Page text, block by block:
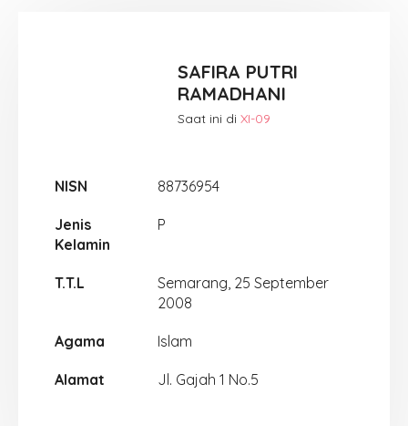
SAFIRA PUTRI
RAMADHANI
Saat ini diXI-09
NISN 88736954
Jenis
Kelamin
P
T.T.L
Semarang, 25 September
2008
Agama Islam
Alamat Jl. Gajah 1 No.5